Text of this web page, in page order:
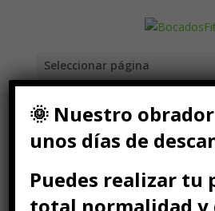
Seleccionar página
Inicio/Packs Fit/ Pack Verano Fit
Fit
🌞 Nuestro
unos días de
Puedes realizar tu